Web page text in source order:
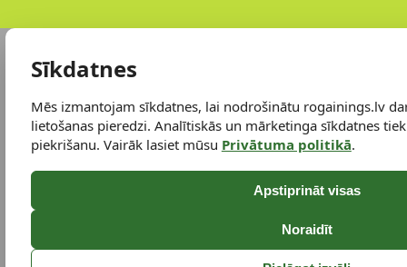
Sīkdatnes
Mēs izmantojam sīkdatnes, lai nodrošinātu rogainings.lv
lietošanas pieredzi. Analītiskās un mārketinga sīkdatnes
piekrišanu. Vairāk lasiet mūsu Privātuma politikā.
Apstiprināt visas
Noraidīt